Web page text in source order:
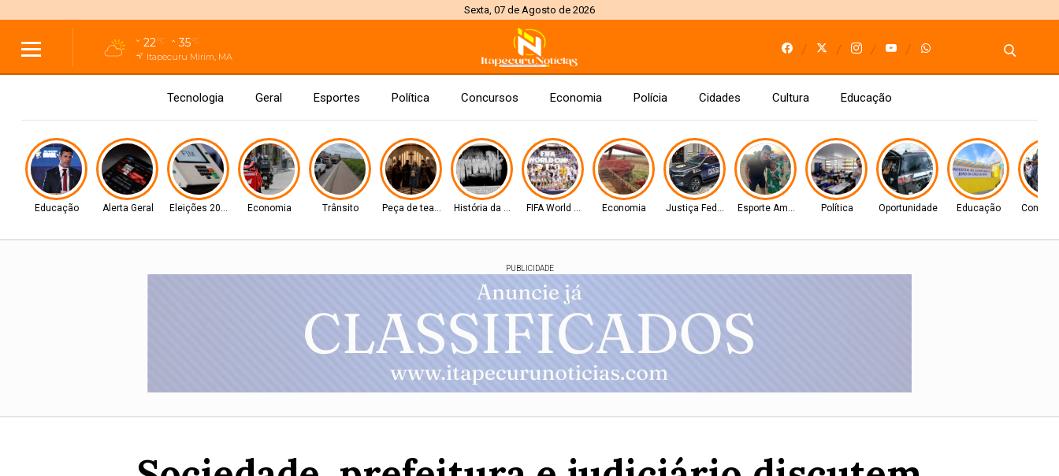
Sexta, 07 de Agosto de 2026
22°C 35°C
Itapecuru Mirim, MA
Tecnologia Geral Esportes Política Concursos Economia Polícia Cidades Cultura Educação
Educação Alerta Geral Eleições 2026 Economia Trânsito Peça de teatro História da CidadeFIFA World Cup 2026Economia Justiça Federal Esporte Amador Política Oportunidade Educação
PUBLICIDADE